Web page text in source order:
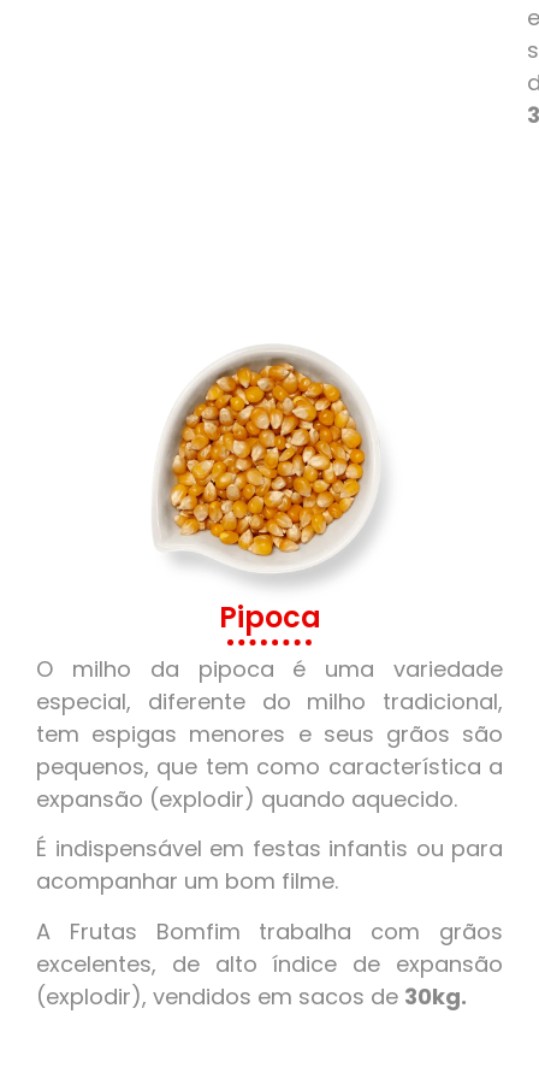
Pipoca
O milho da pipoca é uma variedade
especial, diferente do milho tradicional,
tem espigas menores e seus grãos são
pequenos, que tem como característica a
expansão (explodir) quando aquecido.
É indispensável em festas infantis ou para
acompanhar um bom filme.
A Frutas Bomfim trabalha com grãos
excelentes, de alto índice de expansão
(explodir), vendidos em sacos de 30kg.